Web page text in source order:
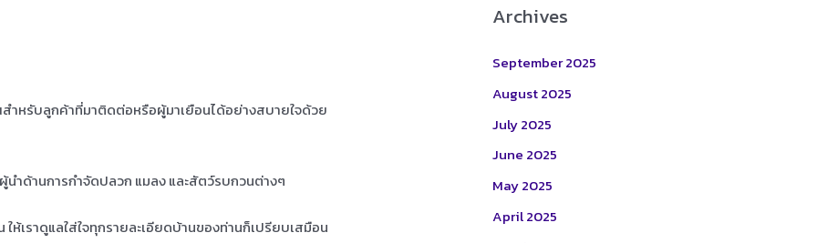
ำหรับลูกค้าที่มาติดต่อหรือผู้มาเยือนได้อย่างสบายใจด้วย
ผู้นำด้านการกำจัดปลวก แมลง และสัตว์รบกวนต่างๆ
เราดูแลใส่ใจทุกรายละเอียดบ้านของท่านก็เปรียบเสมือน
Archives
September 2025
August 2025
July 2025
June 2025
May 2025
April 2025